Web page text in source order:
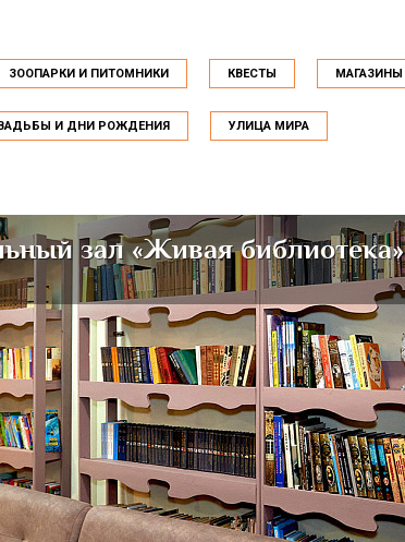
ЗООПАРКИ И ПИТОМНИКИ КВЕСТЫ МАГАЗИНЫ
И ДНИ РОЖДЕНИЯ УЛИЦА МИРА
зал «Живая библиотека»